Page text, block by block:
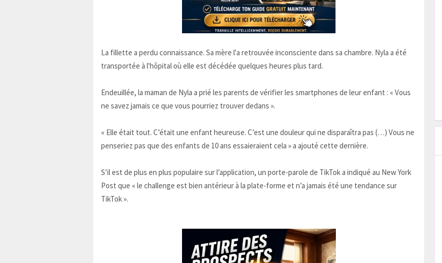
La fillette a perdu connaissance. Sa mère l'a retrouvée inconsciente dans sa chambre. Nyla a été
transportée à l'hôpital où elle est décédée quelques heures plus tard.
Endeuillée, la maman de Nyla a prié les parents de vérifier les smartphones de leur enfant : « Vous
ne savez jamais ce que vous pourriez trouver dedans ».
« Elle était tout. C’était une enfant heureuse. C’est une douleur qui ne disparaîtra pas (…) Vous ne
penseriez pas que des enfants de 10 ans essaieraient cela » a ajouté cette dernière.
S’il est de plus en plus populaire sur l’application, un porte-parole de TikTok a indiqué au New York
Post que « le challenge est bien antérieur à la plate-forme et n’a jamais été une tendance sur
TikTok ».